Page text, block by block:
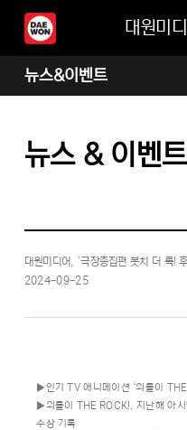
대원미
뉴스&이벤트
뉴스 & 이벤트
대원미디어, ‘극장총집편 봇치 더 록!
2024-09-25
▶인기 TV 애니메이션 ‘외톨이
▶외톨이 THE ROCK!, 지난해 아
수상 기록